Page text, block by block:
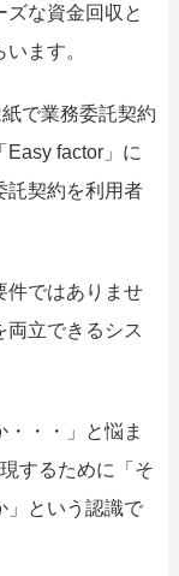
ズな資金回収と
ます。
で業務委託契約
factor」に
託契約を利用者
件ではありませ
両立できるシス
・・・」と悩ま
するために「そ
」という認識で